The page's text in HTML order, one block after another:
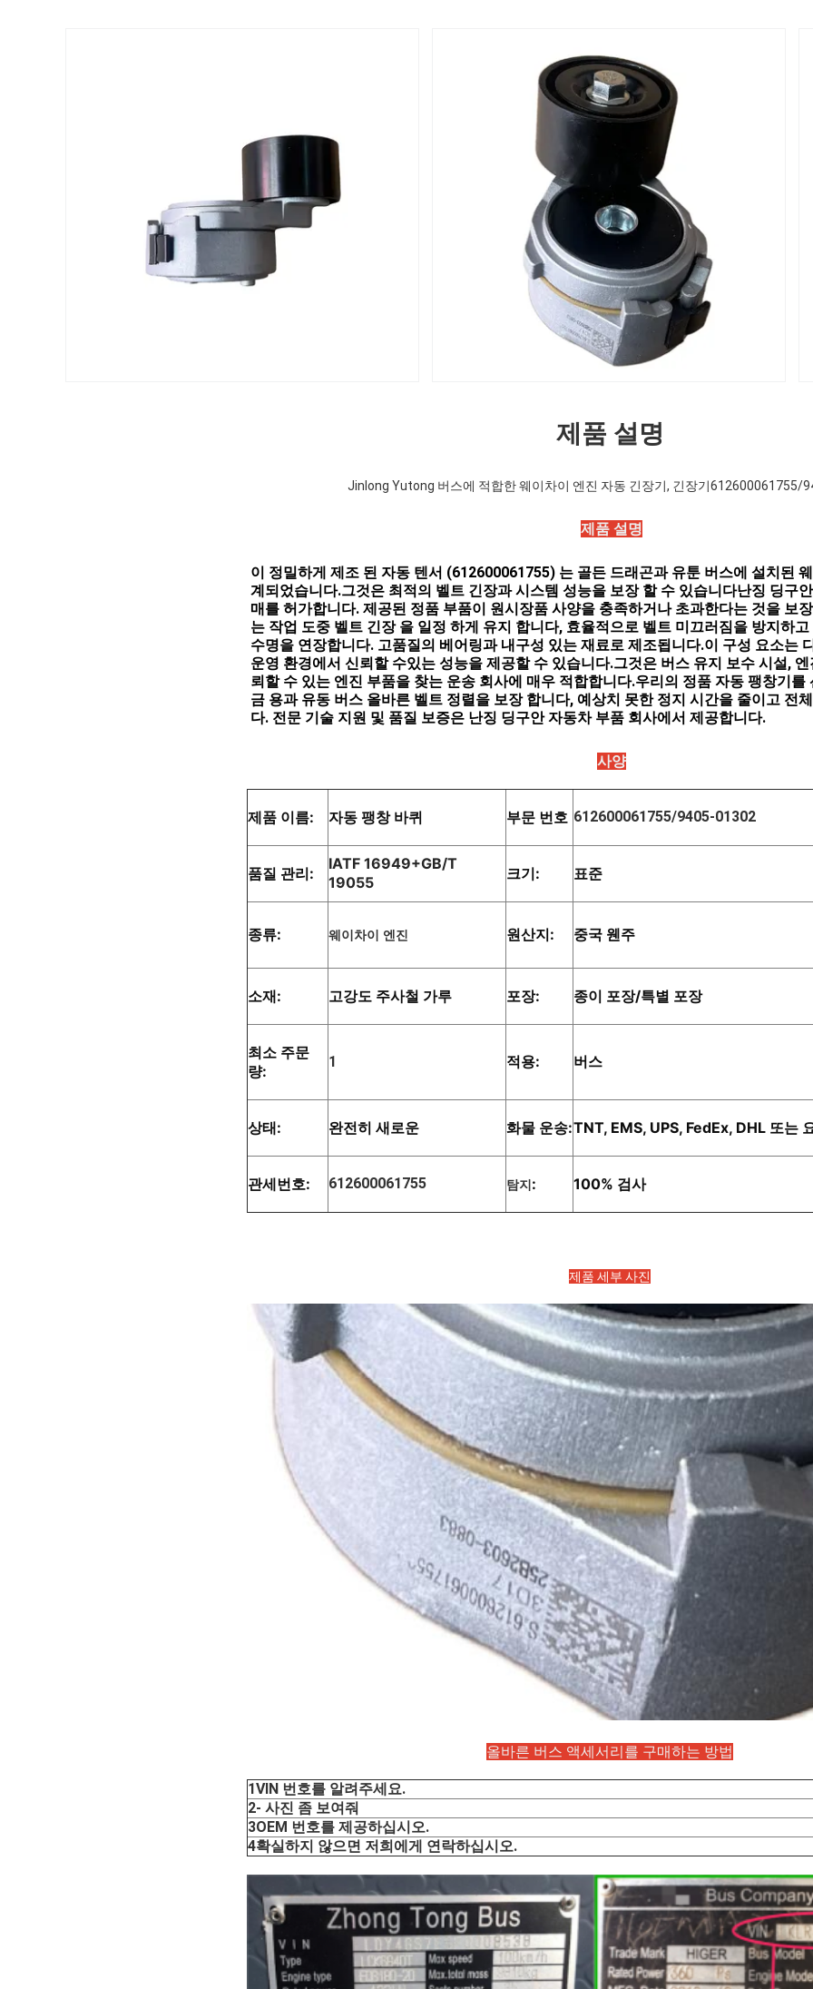
제품 설명
Jinlong Yutong 버스에 적합한 웨이차이 엔진 자동 긴장기, 긴장기612600061755/
제품 설명
이 정밀하게 제조 된 자동 텐서 (612600061755) 는 골든 드래곤과 유툰 버스에 설치된
계되었습니다.그것은 최적의 벨트 긴장과 시스템 성능을 보장 할 수 있습니다난징 딩구
매를 허가합니다. 제공된 정품 부품이 원시장품 사양을 충족하거나 초과한다는 것을 보
는 작업 도중 벨트 긴장 을 일정 하게 유지 합니다, 효율적으로 벨트 미끄러짐을 방지하
수명을 연장합니다. 고품질의 베어링과 내구성 있는 재료로 제조됩니다.이 구성 요소는
운영 환경에서 신뢰할 수있는 성능을 제공할 수 있습니다.그것은 버스 유지 보수 시설,
뢰할 수 있는 엔진 부품을 찾는 운송 회사에 매우 적합합니다.우리의 정품 자동 팽창기를
금 용과 유동 버스 올바른 벨트 정렬을 보장 합니다, 예상치 못한 정지 시간을 줄이고 전
다. 전문 기술 지원 및 품질 보증은 난징 딩구안 자동차 부품 회사에서 제공합니다.
사양
제품 이름: 자동 팽창 바퀴 부문 번호 612600061755/9405-01302
품질 관리:
IATF 16949+GB/T
19055
크기: 표준
종류: 웨이차이 엔진 원산지: 중국 웬주
소재: 고강도 주사철 가루 포장: 종이 포장/특별 포장
최소 주문
량:
1 적용: 버스
상태: 완전히 새로운 화물 운송:TNT, EMS, UPS, FedEx, DHL 또는
관세번호: 612600061755 탐지 : 100% 검사
제품 세부 사진
올바른 버스 액세서리를 구매하는 방법
1VIN 번호를 알려주세요.
2- 사진 좀 보여줘
3OEM 번호를 제공하십시오.
4확실하지 않으면 저희에게 연락하십시오.